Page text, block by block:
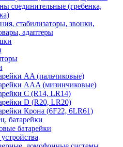
соединительные (гребенка,
стабилизаторы, звонки,
адаптеры
AA (пальчиковые)
AAA (мизинчиковые)
C (R14, LR14)
D (R20, LR20)
Крона (6F22, 6LR61)
батарейки
батарейки